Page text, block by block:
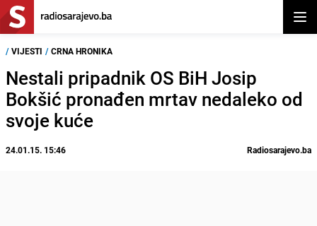
/ VIJESTI / CRNA HRONIKA
Nestali pripadnik OS BiH Josip
Bokšić pronađen mrtav nedaleko od
svoje kuće
24.01.15. 15:46 Radiosarajevo.ba